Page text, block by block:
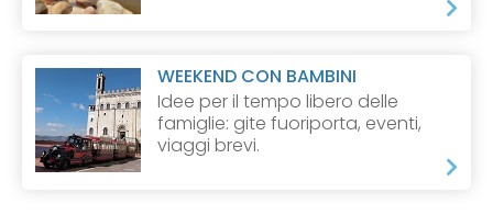
WEEKEND CON BAMBINI
Idee per il tempo libero delle
famiglie: gite fuoriporta, eventi,
viaggi brevi.